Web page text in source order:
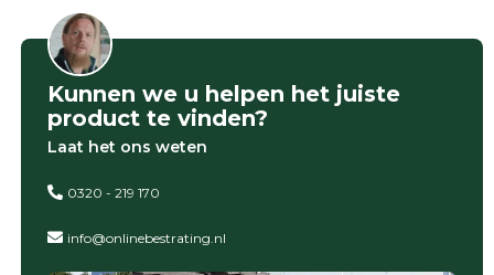
Kunnen we u helpen het juiste
product te vinden?
Laat het ons weten
0320 - 219 170
info@onlinebestrating.nl